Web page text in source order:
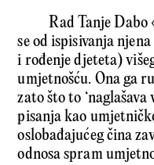
Rad Tanje Dabo
se od ispisivanja
i rođenje djeteta)
umjetnošću. Ona ga
zato što to ‘naglašava
pisanja kao
oslobađajućeg čina
odnosa spram